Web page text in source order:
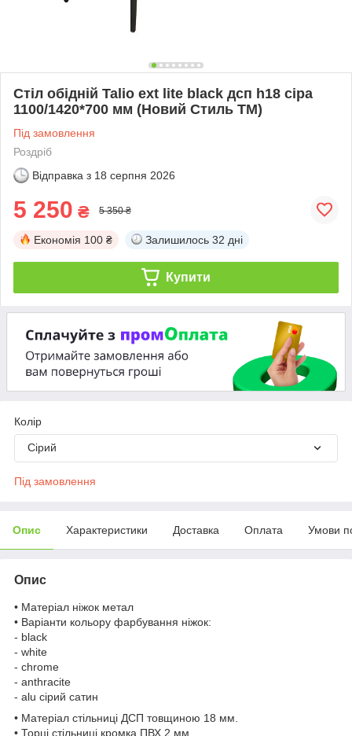
Стіл обідній Talio ext lite black дсп h18 сіра
1100/1420*700 мм (Новий Стиль ТМ)
Під замовлення
Роздріб
Відправка з 18 серпня 2026
5 250 ₴ 5 350 ₴
Економія 100 ₴ Залишилось 32 дні
Купити
Колір
Сірий
Під замовлення
Опис Характеристики Доставка Оплата Умови
Опис
• Матеріал ніжок метал
• Варіанти кольору фарбування ніжок:
- black
- white
- chrome
- anthracite
- alu сірий сатин
• Матеріал стільниці ДСП товщиною 18 мм.
• Торці стільниці кромка ПВХ 2 мм